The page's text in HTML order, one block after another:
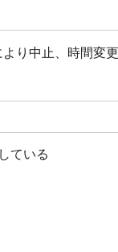
止、時間変更
ている